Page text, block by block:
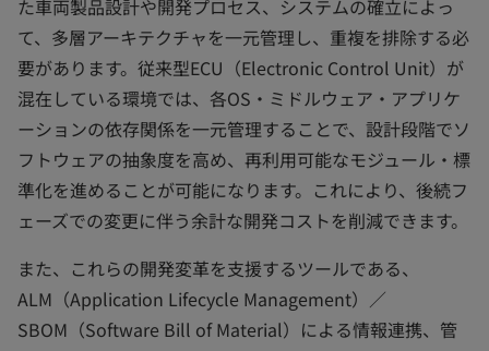
た車両製品設計や開発プロセス、システムの確立によっ
て、多層アーキテクチャを一元管理し、重複を排除する必
要があります。従来型ECU（Electronic Control Unit）が
混在している環境では、各OS・ミドルウェア・アプリケ
ーションの依存関係を一元管理することで、設計段階でソ
フトウェアの抽象度を高め、再利用可能なモジュール・標
準化を進めることが可能になります。これにより、後続フ
ェーズでの変更に伴う余計な開発コストを削減できます。
また、これらの開発変革を支援するツールである、
ALM（Application Lifecycle Management）／
SBOM（Software Bill of Material）による情報連携、管